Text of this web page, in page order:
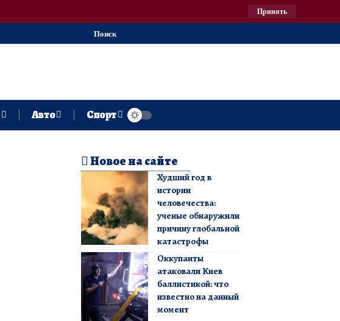
Принять
Поиск
Авто Спорт
Новое на сайте
Худший год в
истории
человечества:
ученые обнаружили
причину глобальной
катастрофы
Оккупанты
атаковали Киев
баллистикой: что
известно на данный
момент